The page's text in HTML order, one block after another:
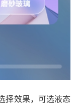
效果，可选液态